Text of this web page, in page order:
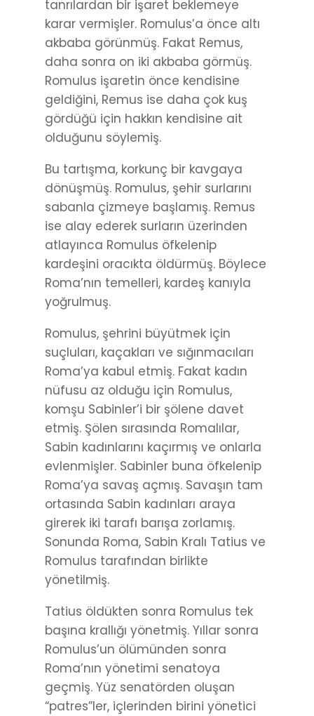
tanrılardan bir işaret beklemeye
karar vermişler. Romulus’a önce altı
akbaba görünmüş. Fakat Remus,
daha sonra on iki akbaba görmüş.
Romulus işaretin önce kendisine
geldiğini, Remus ise daha çok kuş
gördüğü için hakkın kendisine ait
olduğunu söylemiş.
Bu tartışma, korkunç bir kavgaya
dönüşmüş. Romulus, şehir surlarını
sabanla çizmeye başlamış. Remus
ise alay ederek surların üzerinden
atlayınca Romulus öfkelenip
kardeşini oracıkta öldürmüş. Böylece
Roma’nın temelleri, kardeş kanıyla
yoğrulmuş.
Romulus, şehrini büyütmek için
suçluları, kaçakları ve sığınmacıları
Roma’ya kabul etmiş. Fakat kadın
nüfusu az olduğu için Romulus,
komşu Sabinler’i bir şölene davet
etmiş. Şölen sırasında Romalılar,
Sabin kadınlarını kaçırmış ve onlarla
evlenmişler. Sabinler buna öfkelenip
Roma’ya savaş açmış. Savaşın tam
ortasında Sabin kadınları araya
girerek iki tarafı barışa zorlamış.
Sonunda Roma, Sabin Kralı Tatius ve
Romulus tarafından birlikte
yönetilmiş.
Tatius öldükten sonra Romulus tek
başına krallığı yönetmiş. Yıllar sonra
Romulus’un ölümünden sonra
Roma’nın yönetimi senatoya
geçmiş. Yüz senatörden oluşan
“patres”ler, içlerinden birini yönetici